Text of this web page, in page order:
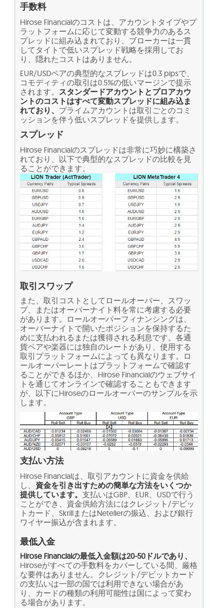
手数料
Hirose Financialのコストは、アカウントタイプやプ
ラットフォームに応じて変動する競争力のあるス
プレッドに組み込まれており、ブローカーは一貫
してタイトで低いスプレッド戦略を採用してお
り、隠れたコストはありません。
EUR/USDペアの典型的なスプレッドは0.3 pipsで、
コモディティの取引は0.5%の低いマージンで提示
されます。 スタンダードアカウントとプロアカウ
ントのコストはすべて変動スプレッドに組み込ま
れており、 プライムアカウントは取引ごとのコミ
ッションを伴う低いスプレッドを提供します。
スプレッド
Hirose Financialのスプレッドは非常に巧妙に構築さ
れており、以下で典型的なスプレッドの比較を見
ることができます。
取引スワップ
また、取引コストとしてロールオーバー、スワッ
プ、またはオーバーナイト料を常に考慮する必要
があります。ロールオーバーフィナンシングは、
オーバーナイトで開いたポジションを保持するた
めに支払われるまたは獲得される利息です。各通
貨ペアや楽器には独自のレートがあり、使用する
取引プラットフォームによっても異なります。ロ
ールオーバーレートはプラットフォームで確認す
ることができるほか、Hirose Financialのウェブサイ
トを通じてオンラインで確認することもできます
が、以下にHiroseのロールオーバーのサンプルを示
します。
支払い方法
Hirose Financialは、取引アカウントに資金を供給
し、 資金を引き出すための簡単な方法をいくつか
提供しています。 支払いはGBP、EUR、USDで行う
ことができ、資金供給方法にはクレジット/デビッ
トカード、SkrillまたはNetellerの振込、および銀行
ワイヤー振込が含まれます。
最低入金
Hirose Financialの最低入金額は20-50ドルであり、
Hiroseがすべての手数料をカバーしている間、厳格
な要件はありません。クレジット/デビットカード
の支払いは一部の国では利用できない場合があ
り、カードの種類の利用可能性は国によって変わ
る場合があります。